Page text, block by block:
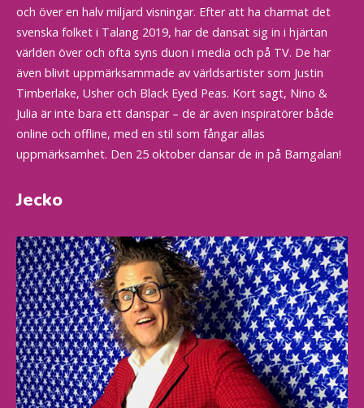
och över en halv miljard visningar. Efter att ha charmat det
svenska folket i Talang 2019, har de dansat sig in i hjärtan
världen över och ofta syns duon i media och på TV. De har
även blivit uppmärksammade av världsartister som Justin
Timberlake, Usher och Black Eyed Peas. Kort sagt, Nino &
Julia är inte bara ett danspar – de är även inspiratörer både
online och offline, med en stil som fångar allas
uppmärksamhet. Den 25 oktober dansar de in på Barngalan!
Jecko